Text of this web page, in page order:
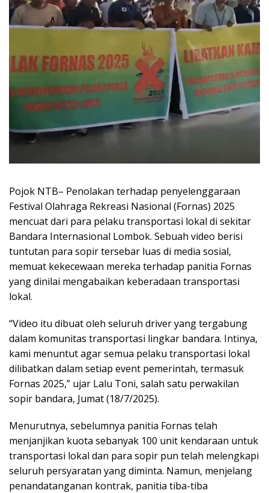
Pojok NTB– Penolakan terhadap penyelenggaraan
Festival Olahraga Rekreasi Nasional (Fornas) 2025
mencuat dari para pelaku transportasi lokal di sekitar
Bandara Internasional Lombok. Sebuah video berisi
tuntutan para sopir tersebar luas di media sosial,
memuat kekecewaan mereka terhadap panitia Fornas
yang dinilai mengabaikan keberadaan transportasi
lokal.
“Video itu dibuat oleh seluruh driver yang tergabung
dalam komunitas transportasi lingkar bandara. Intinya,
kami menuntut agar semua pelaku transportasi lokal
dilibatkan dalam setiap event pemerintah, termasuk
Fornas 2025,” ujar Lalu Toni, salah satu perwakilan
sopir bandara, Jumat (18/7/2025).
Menurutnya, sebelumnya panitia Fornas telah
menjanjikan kuota sebanyak 100 unit kendaraan untuk
transportasi lokal dan para sopir pun telah melengkapi
seluruh persyaratan yang diminta. Namun, menjelang
penandatanganan kontrak, panitia tiba-tiba